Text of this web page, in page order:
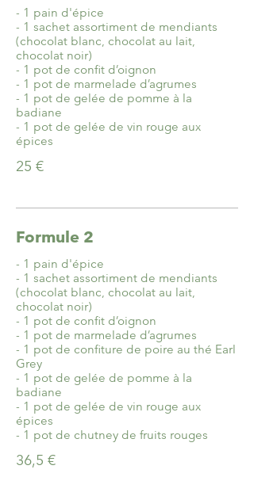
- 1 pain d'épice
- 1 sachet assortiment de mendiants
(chocolat blanc, chocolat au lait,
chocolat noir)
- 1 pot de confit d’oignon
- 1 pot de marmelade d’agrumes
- 1 pot de gelée de pomme à la
badiane
- 1 pot de gelée de vin rouge aux
épices
25 €
Formule 2
- 1 pain d'épice
- 1 sachet assortiment de mendiants
(chocolat blanc, chocolat au lait,
chocolat noir)
- 1 pot de confit d’oignon
- 1 pot de marmelade d’agrumes
- 1 pot de confiture de poire au thé Earl
Grey
- 1 pot de gelée de pomme à la
badiane
- 1 pot de gelée de vin rouge aux
épices
- 1 pot de chutney de fruits rouges
36,5 €